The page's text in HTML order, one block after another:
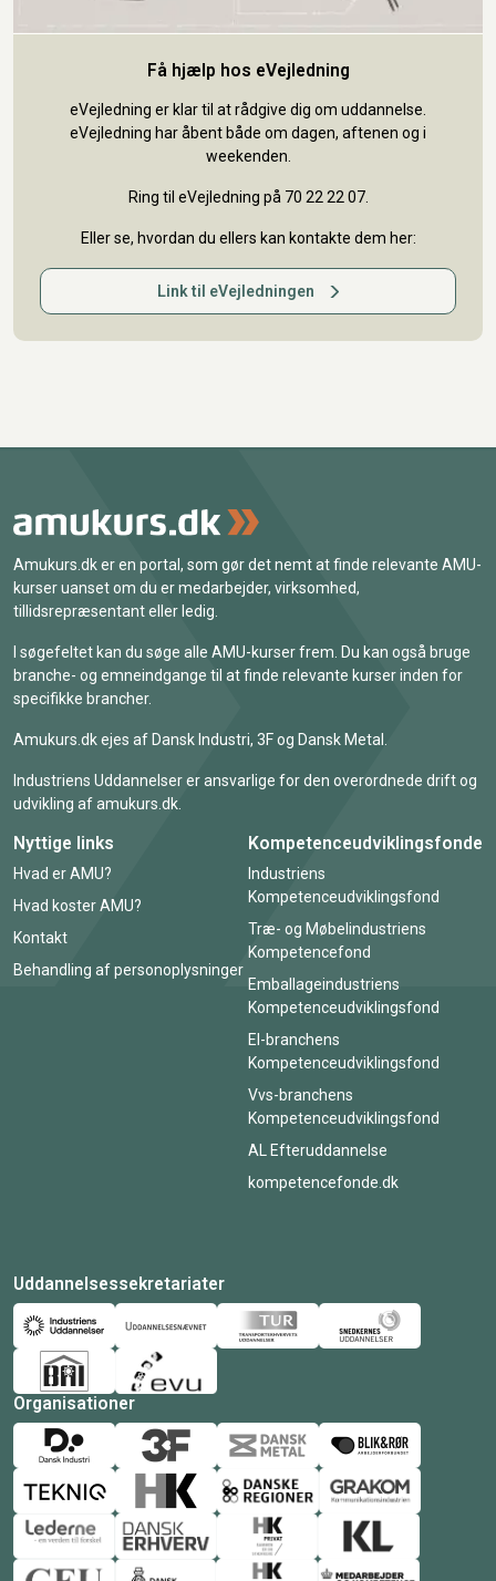
Få hjælp hos eVejledning
eVejledning er klar til at rådgive dig om uddannelse.
eVejledning har åbent både om dagen, aftenen og i
weekenden.
Ring til eVejledning på 70 22 22 07.
Eller se, hvordan du ellers kan kontakte dem her:
Link til eVejledningen
Amukurs.dk er en portal, som gør det nemt at finde relevante AMU-
kurser uanset om du er medarbejder, virksomhed,
tillidsrepræsentant eller ledig.
I søgefeltet kan du søge alle AMU-kurser frem. Du kan også bruge
branche- og emneindgange til at finde relevante kurser inden for
specifikke brancher.
Amukurs.dk ejes af Dansk Industri, 3F og Dansk Metal.
Industriens Uddannelser er ansvarlige for den overordnede drift og
udvikling af amukurs.dk.
Nyttige links
Hvad er AMU?
Hvad koster AMU?
Kontakt
Behandling af personoplysninger
Kompetenceudviklingsfonde
Industriens
Kompetenceudviklingsfond
Træ- og Møbelindustriens
Kompetencefond
Emballageindustriens
Kompetenceudviklingsfond
El-branchens
Kompetenceudviklingsfond
Vvs-branchens
Kompetenceudviklingsfond
AL Efteruddannelse
kompetencefonde.dk
Uddannelsessekretariater
Organisationer